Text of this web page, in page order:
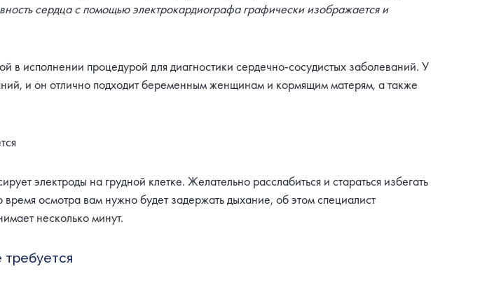
сердца с помощью электрокардиографа графически изображается и
в исполнении процедурой для диагностики сердечно-сосудистых заболеваний. У
и он отлично подходит беременным женщинам и кормящим матерям, а также
электроды на грудной клетке. Желательно расслабиться и стараться избегать
осмотра вам нужно будет задержать дыхание, об этом специалист
несколько минут.
требуется